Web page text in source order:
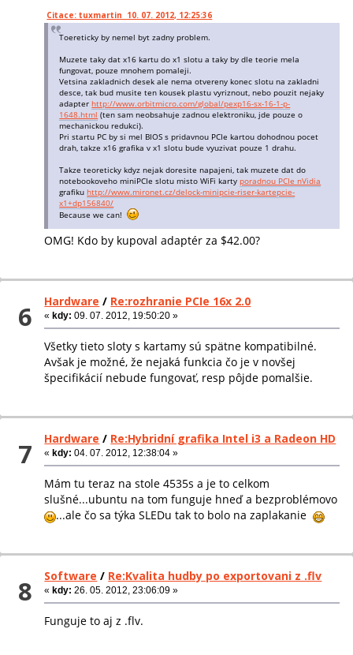
Citace: tuxmartin 10. 07. 2012, 12:25:36
Toereticky by nemel byt zadny problem.
Muzete taky dat x16 kartu do x1 slotu a taky by dle teorie mela
fungovat, pouze mnohem pomaleji.
Vetsina zakladnich desek ale nema otvereny konec slotu na zakladni
desce, tak bud musite ten kousek plastu vyriznout, nebo pouzit nejaky
adapterhttp://www.orbitmicro.com/global/pexp16-sx-16-1-p-
1648.html (ten sam neobsahuje zadnou elektroniku, jde pouze o
mechanickou redukci).
Pri startu PC by si mel BIOS s pridavnou PCIe kartou dohodnou pocet
drah, takze x16 grafika v x1 slotu bude vyuzivat pouze 1 drahu.
Takze teoreticky kdyz nejak doresite napajeni, tak muzete dat do
notebookoveho miniPCIe slotu misto WiFi kartyporadnou PCIe nVidia
grafikuhttp://www.mironet.cz/delock-minipcie-riser-kartepcie-
x1+dp156840/
Because we can!
OMG! Kdo by kupoval adaptér za $42.00?
6 Hardware / Re:rozhranie PCIe 16x 2.0
«kdy: 09. 07. 2012, 19:50:20 »
Všetky tieto sloty s kartamy sú spätne kompatibilné.
Avšak je možné, že nejaká funkcia čo je v novšej
špecifikácií nebude fungovať, resp pôjde pomalšie.
7 Hardware / Re:Hybridní grafika Intel i3 a Radeon HD
«kdy: 04. 07. 2012, 12:38:04 »
Mám tu teraz na stole 4535s a je to celkom
slušné...ubuntu na tom funguje hneď a bezproblémovo
...ale čo sa týka SLEDu tak to bolo na zaplakanie
8 Software / Re:Kvalita hudby po exportovani z .flv
«kdy: 26. 05. 2012, 23:06:09 »
Funguje to aj z .flv.